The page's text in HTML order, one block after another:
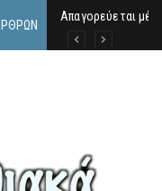
Απαγορεύεται
ΙΜΜΑΚΟΛΑΤΑ: 300
9 Αυγούστου 2026: